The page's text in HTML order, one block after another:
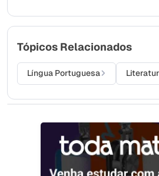
Tópicos Relacionados
Língua Portuguesa